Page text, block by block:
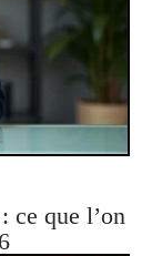
ce que l’on